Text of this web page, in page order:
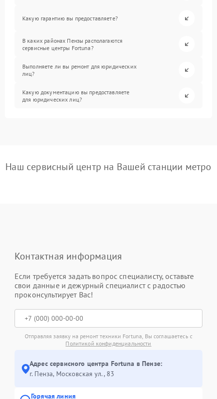
Какую гарантию вы предоставляете?
В каких районах Пензы располагаются
сервисные центры Fortuna?
Выполняете ли вы ремонт для юридических
лиц?
Какую документацию вы предоставляете
для юридических лиц?
Наш сервисный центр на Вашей станции метро
Контактная информация
Если требуется задать вопрос специалисту, оставьте
свои данные и дежурный специалист с радостью
проконсультирует Вас!
Отправляя заявку на ремонт техники Fortuna, Вы соглашаетесь с
Политикой конфиденциальности
Адрес сервисного центра Fortuna в Пензе:
г. Пенза, Московская ул., 83
Горячая линия